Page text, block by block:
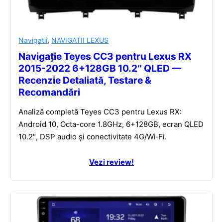
Navigatii, NAVIGATII LEXUS
Navigație Teyes CC3 pentru Lexus RX
2015-2022 6+128GB 10.2″ QLED —
Recenzie Detaliată, Testare &
Recomandări
Analiză completă Teyes CC3 pentru Lexus RX:
Android 10, Octa-core 1.8GHz, 6+128GB, ecran QLED
10.2″, DSP audio și conectivitate 4G/Wi‑Fi.
Vezi review!